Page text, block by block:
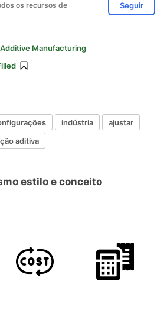
os recursos de
Seguir
Additive Manufacturing
indústria
ajustar
aditiva
estilo e conceito